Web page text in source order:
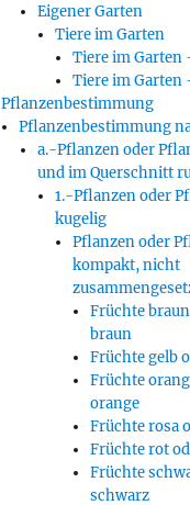
Eigener Garten
Tiere im Garten
Tiere im Garten
Tiere im Garten
Pflanzenbestimmung
Pflanzenbestimmung
a.-Pflanzen oder
und im Querschnitt
1.-Pflanzen oder
kugelig
Pflanzen oder
kompakt, nicht
Früchte
braun
Früchte gelb
Früchte
orange
Früchte rosa
Früchte rot
Früchte
schwarz